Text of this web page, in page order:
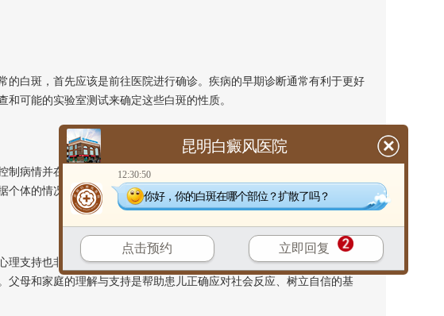
白斑，首先应该是前往医院进行确诊。疾病的早期诊断通常有利于更好
可能的实验室测试来确定这些白斑的性质。
病情并在一定程度上恢复肤色。常见的治疗包括药物治疗、光疗以及在
体的情况推荐合适的治疗方案。
支持也非常关键。应该鼓励孩子接受自我形象，并对其进行适当教育，
父母和家庭的理解与支持是帮助患儿正确应对社会反应、树立自信的基
昆明白癜风医院
12:30:50
你好，你的白斑在哪个部位？扩散了吗？
点击预约 立即回复